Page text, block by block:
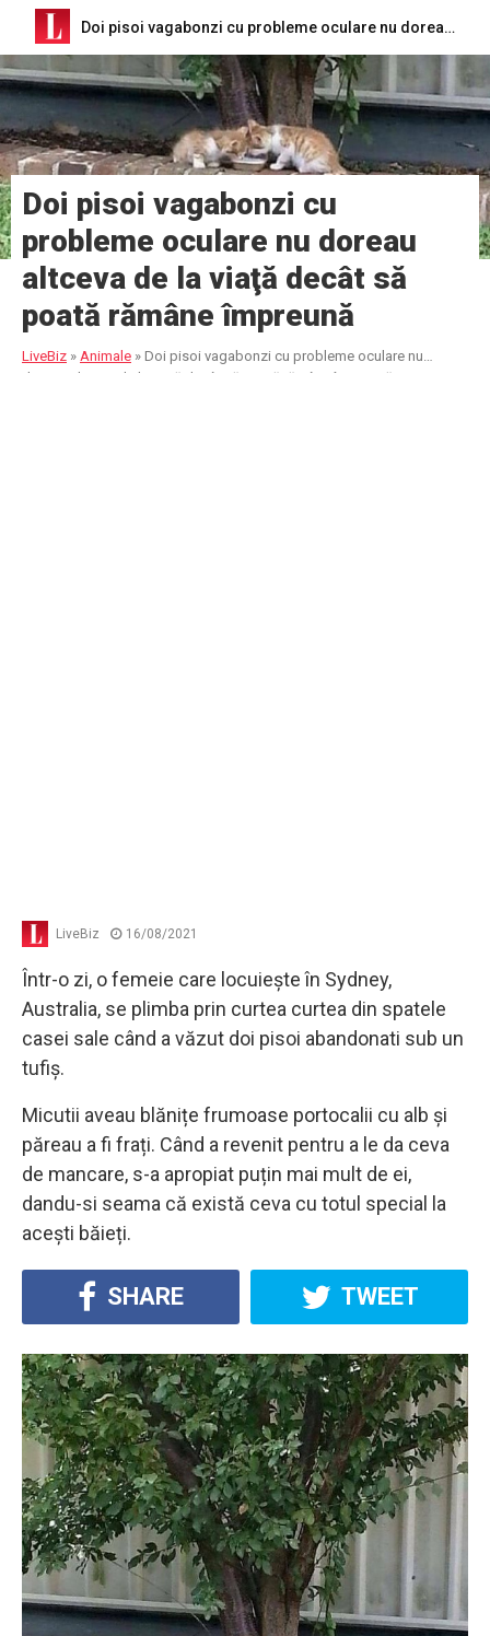
Doi pisoi vagabonzi cu probleme oculare nu doreau altceva de la viaţă decât să poată rămâne împreună
Doi pisoi vagabonzi cu
probleme oculare nu doreau
altceva de la viaţă decât să
poată rămâne împreună
LiveBiz » Animale » Doi pisoi vagabonzi cu probleme oculare nu
doreau altceva de la viaţă decât să poată rămâne împreună
LiveBiz 16/08/2021
Într-o zi, o femeie care locuiește în Sydney,
Australia, se plimba prin curtea curtea din spatele
casei sale când a văzut doi pisoi abandonati sub un
tufiș.
Micutii aveau blănițe frumoase portocalii cu alb și
păreau a fi frați. Când a revenit pentru a le da ceva
de mancare, s-a apropiat puțin mai mult de ei,
dandu-si seama că există ceva cu totul special la
acești băieți.
SHARE TWEET